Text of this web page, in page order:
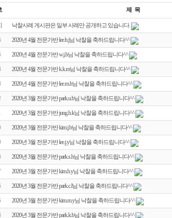
제 목
낙찰사례 게시판은 일부 사례만 공개하고 있습니다.
2020년 4월 전문가반 lee.h.j님 낙찰을 축하드립니다^^
2020년 4월 전문가반 w.j.h님 낙찰을 축하드립니다^^
2020년 4월 전문가반 k.k.m님 낙찰을 축하드립니다^^
2020년 4월 전문가반 lee.m.h님 낙찰을 축하드립니다^^
2020년 3월 전문가반 park.u.b님 낙찰을 축하드립니다^^
2020년 3월 전문가반 jung.h.k님 낙찰을 축하드립니다^^
2020년 3월 전문가반 kim.j.b님 낙찰을 축하드립니다^^
2020년 3월 전문가반 lee.j.y님 낙찰을 축하드립니다^^
2020년 3월 전문가반 park.s.h님 낙찰을 축하드립니다^^
2020년 3월 전문가반 kim.h.y님 낙찰을 축하드립니다^^
2020년 3월 전문가반 park.c.l님 낙찰을 축하드립니다^^
2020년 3월 전문가반 kim.m.y님 낙찰을 축하드립니다^^
2020년 3월 전문가반 park.k.b님 낙찰을 축하드립니다^^